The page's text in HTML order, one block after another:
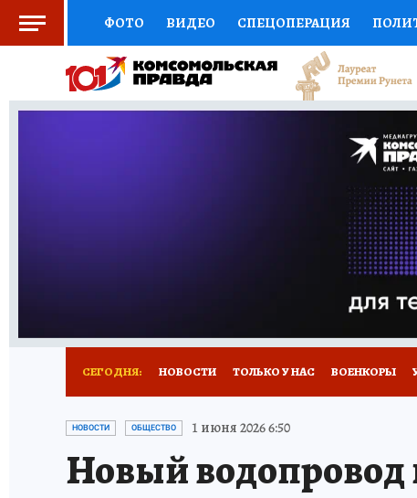
ФОТО ВИДЕО СПЕЦОПЕРАЦИЯ
СОЦПОДДЕРЖКА НАУКА СПОРТ
ВЫБОР ЭКСПЕРТОВ ДОКТОР ФИНАНСЫ
ПРОГНОЗЫ НА СПОРТ
НОВОЕ
СЕГОДНЯ: НОВОСТИ ТОЛЬКО У НАС ВОЕНКОРЫ
РЕКЛАМА НА САЙТЕ ПУТЕВОДИТЕЛЬ ПО
НОВОСТИ ОБЩЕСТВО 1 июня 2026 6:50
Новый водопровод